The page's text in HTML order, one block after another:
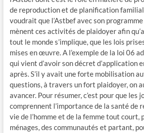
de reproduction et de planification
voudrait que l’Astbef avec son
mènent ces activités de plaidoyer afin
tout le monde s’implique, que les lois
mises en œuvre. A l’exemple de la loi 06
qui vient d’avoir son décret d’application
après. S’il y avait une forte mobilisation
questions, à travers un fort plaidoyer, on
avancer. Pour résumer, c’est pour que les
comprennent l’importance de la santé de
vie de l’homme et de la femme tout court,
ménages, des communautés et partant,